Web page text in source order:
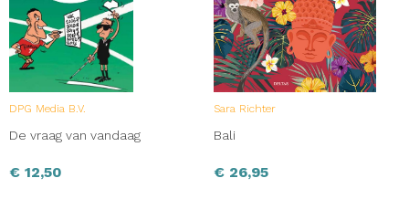
DPG Media B.V.
De vraag van vandaag
€ 12,50
Sara Richter
Bali
€ 26,95